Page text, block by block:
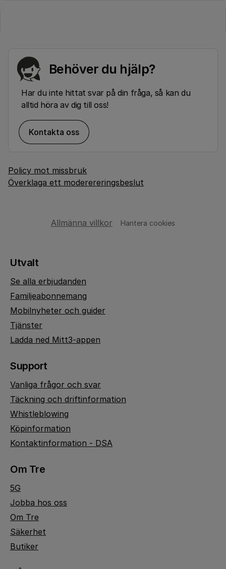
Behöver du hjälp?
Har du inte hittat svar på din fråga, så kan du
alltid höra av dig till oss!
Kontakta oss
Policy mot missbruk
Överklaga ett moderereringsbeslut
Allmänna villkor Hantera cookies
Utvalt
Se alla erbjudanden
Familjeabonnemang
Mobilnyheter och guider
Tjänster
Ladda ned Mitt3-appen
Support
Vanliga frågor och svar
Täckning och driftinformation
Whistleblowing
Köpinformation
Kontaktinformation - DSA
Om Tre
5G
Jobba hos oss
Om Tre
Säkerhet
Butiker